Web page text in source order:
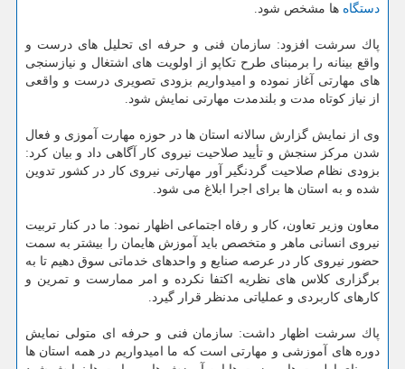
دستگاه ها مشخص شود.
پاك سرشت افزود: سازمان فنی و حرفه ای تحلیل های درست و
واقع بینانه را برمبنای طرح تكاپو از اولویت های اشتغال و نیازسنجی
های مهارتی آغاز نموده و امیدواریم بزودی تصویری درست و واقعی
از نیاز كوتاه مدت و بلندمدت مهارتی نمایش شود.
وی از نمایش گزارش سالانه استان ها در حوزه مهارت آموزی و فعال
شدن مركز سنجش و تأیید صلاحیت نیروی كار آگاهی داد و بیان كرد:
بزودی نظام صلاحیت گردنگیر آور مهارتی نیروی كار در كشور تدوین
شده و به استان ها برای اجرا ابلاغ می شود.
معاون وزیر تعاون، كار و رفاه اجتماعی اظهار نمود: ما در كنار تربیت
نیروی انسانی ماهر و متخصص باید آموزش هایمان را بیشتر به سمت
حضور نیروی كار در عرصه صنایع و واحدهای خدماتی سوق دهیم تا به
برگزاری كلاس های نظریه اكتفا نكرده و امر ممارست و تمرین و
كارهای كاربردی و عملیاتی مدنظر قرار گیرد.
پاك سرشت اظهار داشت: سازمان فنی و حرفه ای متولی نمایش
دوره های آموزشی و مهارتی است كه ما امیدواریم در همه استان ها